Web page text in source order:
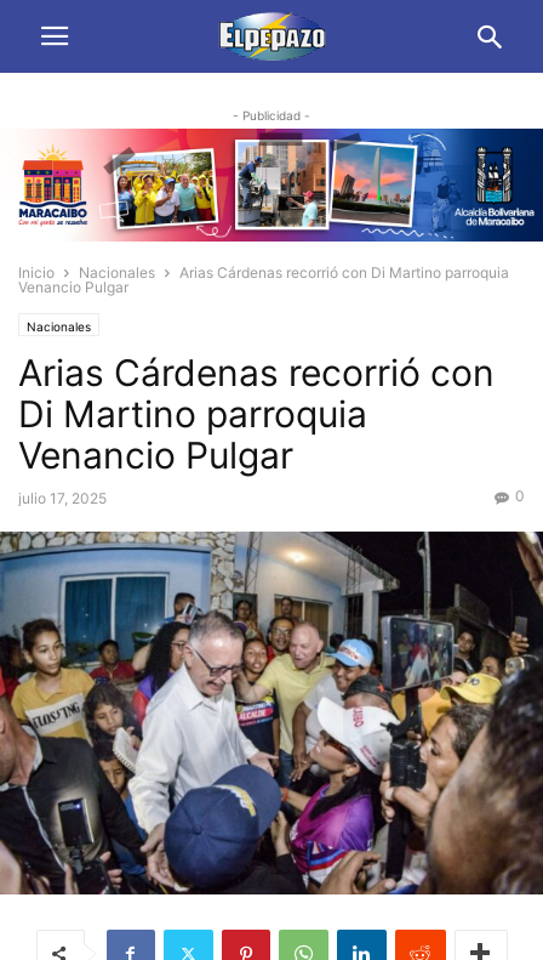
- Publicidad -
Inicio Nacionales
Arias Cárdenas recorrió con Di Martino parroquia
Venancio Pulgar
Nacionales
Arias Cárdenas recorrió con
Di Martino parroquia
Venancio Pulgar
julio 17, 2025 0